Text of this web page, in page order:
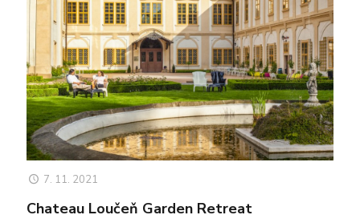
7. 11. 2021
Chateau Loučeň Garden Retreat